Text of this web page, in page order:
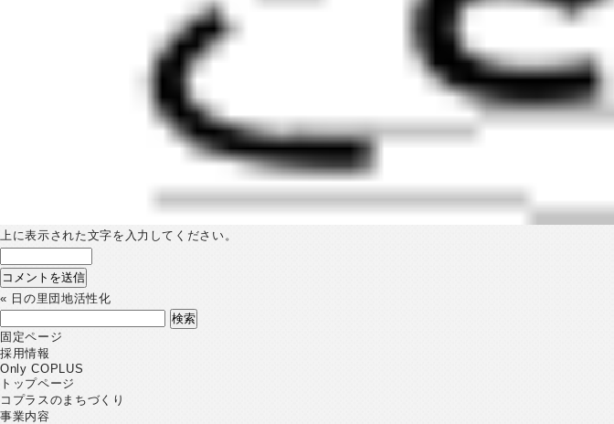
上に表示された文字を入力してください。
« 日の里団地活性化
索:
固定ページ
採用情報
Only COPLUS
トップページ
コプラスのまちづくり
事業内容